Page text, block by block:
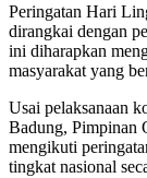
Peringatan Hari
dirangkai dengan
ini diharapkan
masyarakat yang
Usai pelaksanaan
Badung, Pimpinan
mengikuti
tingkat nasional